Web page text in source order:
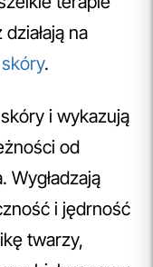
na
.
i wykazują
od
Wygładzają
i jędrność
twarzy,